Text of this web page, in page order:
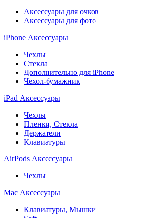
Аксессуары для очков
Аксессуары для фото
iPhone Аксессуары
Чехлы
Стекла
Дополнительно для iPhone
Чехол-бумажник
iPad Аксессуары
Чехлы
Пленки, Стекла
Держатели
Клавиатуры
AirPods Аксессуары
Чехлы
Mac Аксессуары
Клавиатуры, Мышки